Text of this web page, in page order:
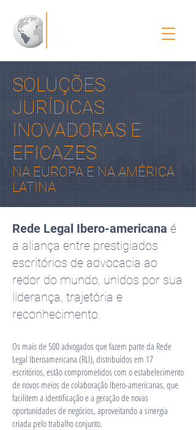
SOLUÇÕES
JURÍDICAS
INOVADORAS E
EFICAZES
NA EUROPA E NA AMÉRICA
LATINA
Rede Legal Ibero-americana é
a aliança entre prestigiados
escritórios de advocacia ao
redor do mundo, unidos por sua
liderança, trajetória e
reconhecimento.
Os mais de 500 advogados que fazem parte da Rede
Legal Iberoamericana (RLI), distribuídos em 17
escritórios, estão comprometidos com o estabelecimento
de novos meios de colaboração Ibero-americanas, que
facilitem a identificação e a geração de novas
oportunidades de negócios, aproveitando a sinergia
criada pelo trabalho conjunto.